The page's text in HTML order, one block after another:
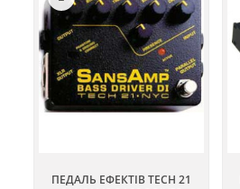
ПЕДАЛЬ ЕФЕКТІВ TECH 21